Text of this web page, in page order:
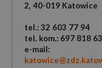
2, 40-019 Katowice
tel.: 32 603 77 94
tel. kom.: 697 818
e-mail: